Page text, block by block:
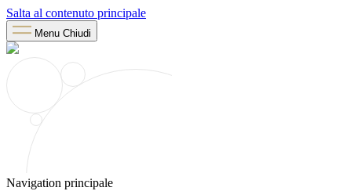
Salta al contenuto principale
Menu Chiudi
Navigation principale